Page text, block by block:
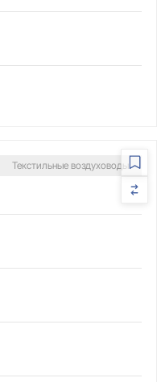
Текстильные воздуховоды